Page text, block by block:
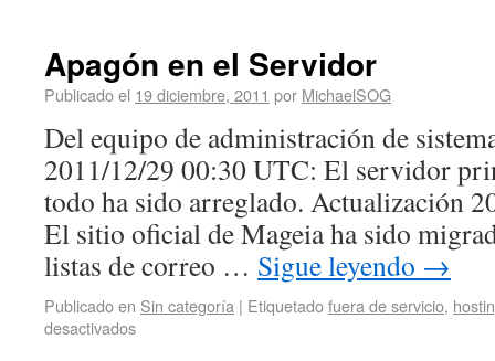
Apagón en el Servidor
Publicado el 19 diciembre, 2011 por MichaelSOG
Del equipo de administración de
2011/12/29 00:30 UTC: El servidor
todo ha sido arreglado. Actualización
El sitio oficial de Mageia ha sido
listas de correo … Sigue leyendo →
Publicado en Sin categoría | Etiquetadofuera de servicio,
desactivados